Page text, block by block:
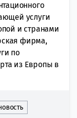
услуги
и странами
фирма,
по
из Европы в